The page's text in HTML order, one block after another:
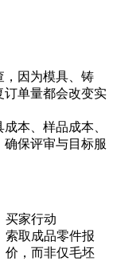
，因为模具、铸
订单量都会改变实
本、样品成本、
确保评审与目标服
买家行动
索取成品零件报
价，而非仅毛坯